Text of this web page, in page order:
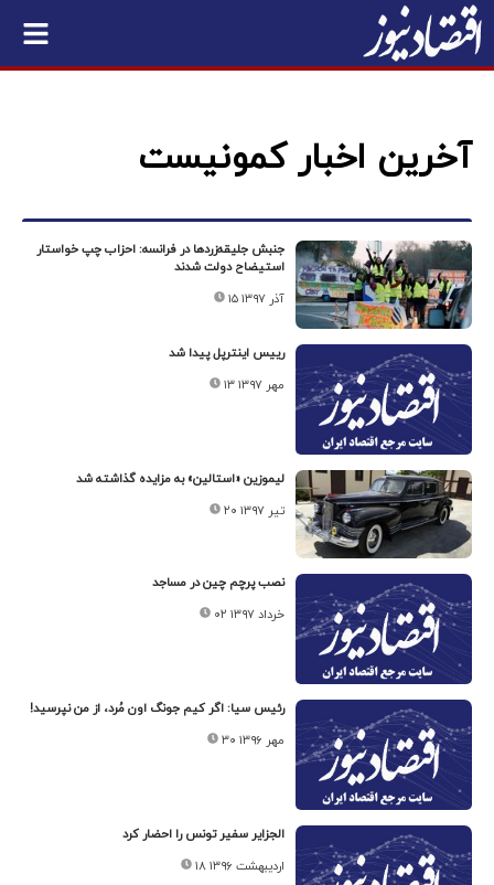
آخرین اخبار کمونیست
جنبش جلیقه‌زردها در فرانسه: احزاب چپ خواستار
استیضاح دولت شدند
۱۵ آذر ۱۳۹۷
رییس اینترپل پیدا شد
۱۳ مهر ۱۳۹۷
لیموزین «استالین» به مزایده گذاشته شد
۲۰ تیر ۱۳۹۷
نصب پرچم چین در مساجد
۰۲ خرداد ۱۳۹۷
رئیس سیا: اگر کیم جونگ اون مُرد، از من نپرسید!
۳۰ مهر ۱۳۹۶
الجزایر سفیر تونس را احضار کرد
۱۸ اردیبهشت ۱۳۹۶